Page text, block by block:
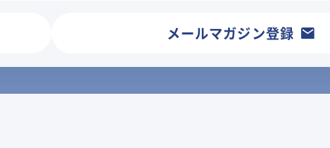
メールマガジン登録